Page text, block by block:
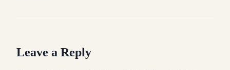
Leave a Reply